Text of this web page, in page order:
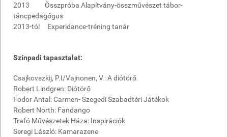
2013 Összpróba Alapítvány-összművészet tábor-
táncpedagógus
2013-tól Experidance-tréning tanár
Színpadi tapasztalat:
Csajkovszkij, P.I/Vajnonen, V.: A diótörő
Robert Lindgren: Diótörő
Fodor Antal: Carmen- Szegedi Szabadtéri Játékok
Robert North: Fandango
Trafó Művészetek Háza: Inspirációk
Seregi László: Kamarazene